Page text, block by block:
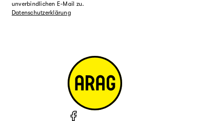
unverbindlichen E-Mail zu.
Datenschutzerklärung